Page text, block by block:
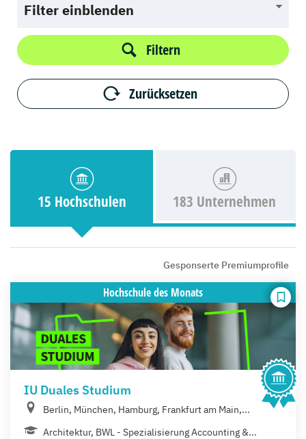
Filter einblenden
Filtern
Zurücksetzen
15 Hochschulen 183 Unternehmen
Gesponserte Premiumprofile
Hochschuledes Monats
IU Duales Studium
Berlin, München, Hamburg, Frankfurt am Main,...
Architektur, BWL - Spezialisierung Accounting &...